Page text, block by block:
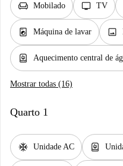
chair Mobilado tv TV
local_laundry_service Máquina de lavar image
water_heater Aquecimento central de
Mostrar todas (16)
Quarto 1
ac_unit Unidade AC water_heater